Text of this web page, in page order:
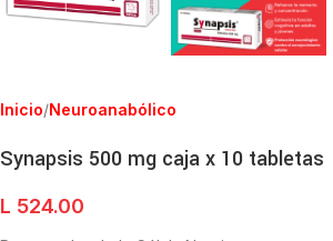
Inicio/Neuroanabólico
Synapsis 500 mg caja x 10 tabletas
L 524.00